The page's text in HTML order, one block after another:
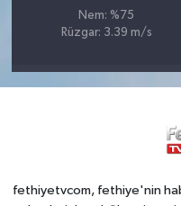
Nem: %75
Rüzgar: 3.39 m/s
fethiyetvcom, fethiye'nin